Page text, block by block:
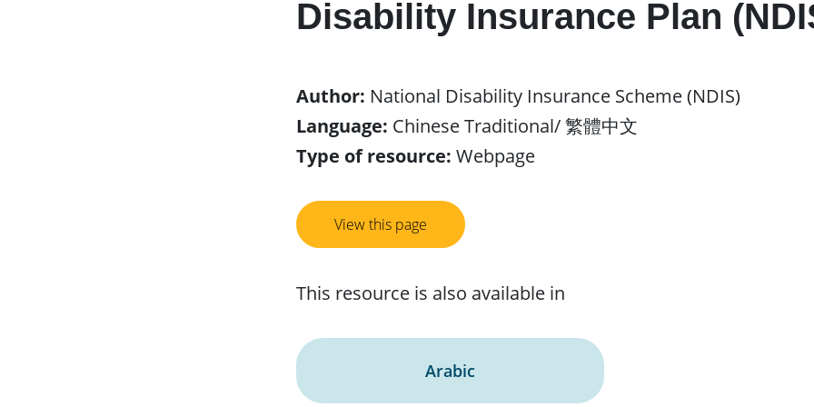
Disability Insurance Plan
Author: National Disability Insurance Scheme (NDIS)
Language: Chinese Traditional/ 繁體中文
Type of resource: Webpage
View this page
This resource is also available in
Arabic